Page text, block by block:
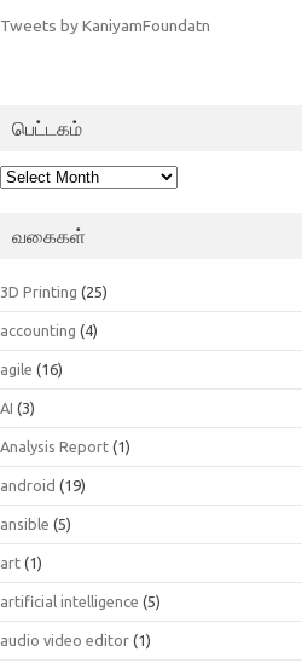
Tweets by KaniyamFoundatn
பெட்டகம்
பெட்டகம்
வகைகள்
3D Printing (25)
accounting (4)
agile (16)
AI (3)
Analysis Report (1)
android (19)
ansible (5)
art (1)
artificial intelligence (5)
audio video editor (1)